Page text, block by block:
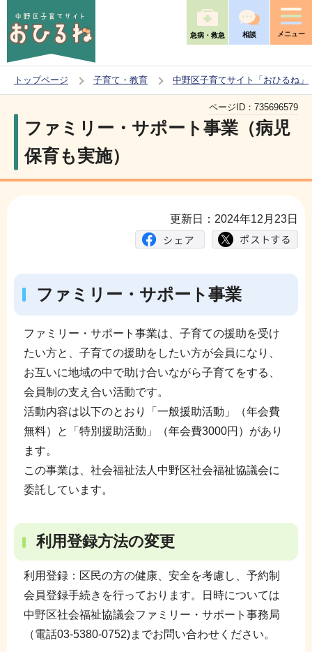
の
ー
す
急病・救急 相談 メニュー
トップページ 子育て・教育 中野区子育てサイト「おひるね」
か
ファミリー・サポート事業（病児
保育も実施）
ページID： 735696579
更新日：2024年12月23日
ファミリー・サポート事業
ファミリー・サポート事業は、子育ての援助を受け
たい方と、子育ての援助をしたい方が会員になり、
お互いに地域の中で助け合いながら子育てをする、
会員制の支え合い活動です。
活動内容は以下のとおり「一般援助活動」（年会費
無料）と「特別援助活動」（年会費3000円）があり
ます。
この事業は、社会福祉法人中野区社会福祉協議会に
委託しています。
利用登録方法の変更
利用登録：区民の方の健康、安全を考慮し、予約制
会員登録手続きを行っております。日時については
中野区社会福祉協議会ファミリー・サポート事務局
（電話03-5380-0752)までお問い合わせください。